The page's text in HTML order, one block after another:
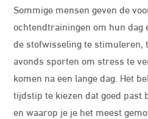
Sommige mensen geven de
ochtendtrainingen om hun dag
de stofwisseling te stimuleren,
avonds sporten om stress te
komen na een lange dag. Het
tijdstip te kiezen dat goed past
en waarop je je het meest